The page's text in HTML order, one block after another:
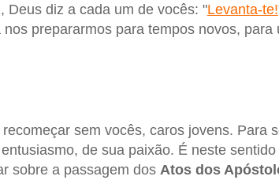
Deus diz a cada um de vocês: "Levanta-te!
prepararmos para tempos novos, para
sem vocês, caros jovens. Para
de sua paixão. É neste
sobre a passagem dos Atos dos